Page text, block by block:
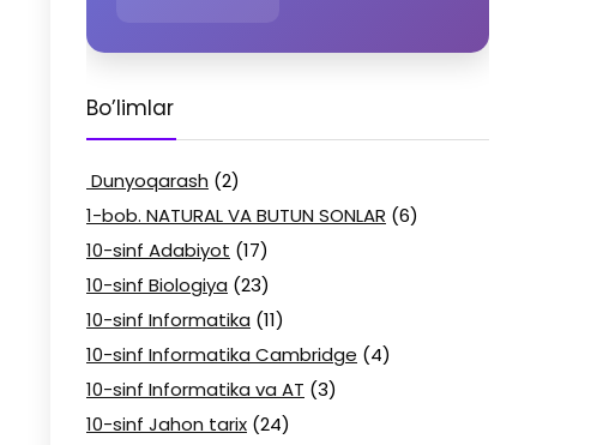
Bo’limlar
Dunyoqarash (2)
1-bob. NATURAL VA BUTUN SONLAR (6)
10-sinf Adabiyot (17)
10-sinf Biologiya (23)
10-sinf Informatika (11)
10-sinf Informatika Cambridge (4)
10-sinf Informatika va AT (3)
10-sinf Jahon tarix (24)